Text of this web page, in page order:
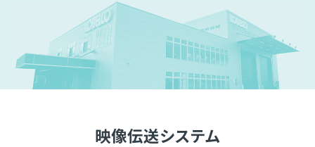
映像伝送システム